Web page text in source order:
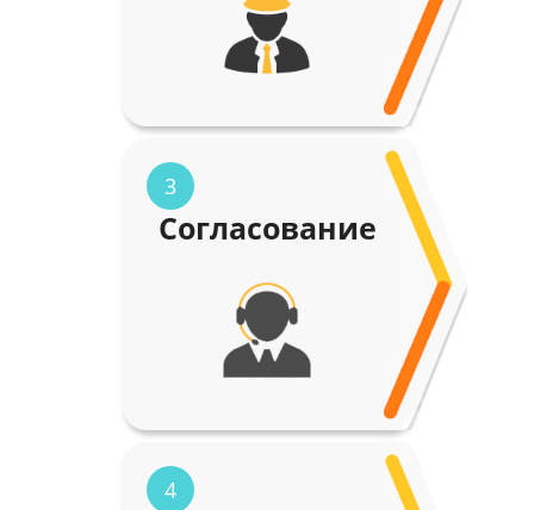
3
Согласование
4